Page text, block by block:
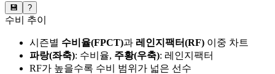
💾 ?
수비 추이
시즌별 수비율(FPCT)과 레인지팩터(RF) 이중 차트
파랑(좌축): 수비율, 주황(우축): 레인지팩터
RF가 높을수록 수비 범위가 넓은 선수